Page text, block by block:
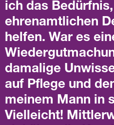
ich das
ehrenamtlichen
helfen. War es
damalige
auf Pflege und
meinem Mann in
Vielleicht!